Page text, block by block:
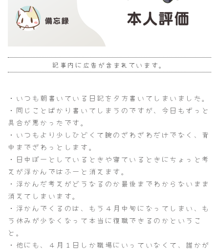
記事内に広告が含まれています。
・いつも朝書いている日記を夕方書いてしまいました。
・同じことばかり書いてしまうのですが、今日もずっと
具合が悪かったです。
・いつもより少しひどくて腕のざわざわだけでなく、背
中までざわっとします。
・日中ぼーとしているときや寝ているときにちょっと考
えが浮かんではふーと消えます。
・浮かんだ考えがどうなるのか最後までわからないまま
消えてしまいます。
・浮かんでくるのは、もう４月中旬になってしまい、も
う休みが少なくなって本当に復職できるのかというこ
と。
・他にも、４月１日しか職場にいっていなくて、誰かが